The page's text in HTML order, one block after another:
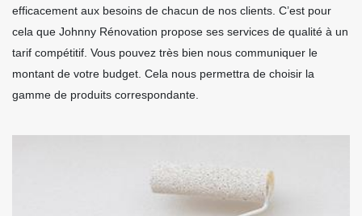
efficacement aux besoins de chacun de nos clients. C’est pour
cela que Johnny Rénovation propose ses services de qualité à un
tarif compétitif. Vous pouvez très bien nous communiquer le
montant de votre budget. Cela nous permettra de choisir la
gamme de produits correspondante.